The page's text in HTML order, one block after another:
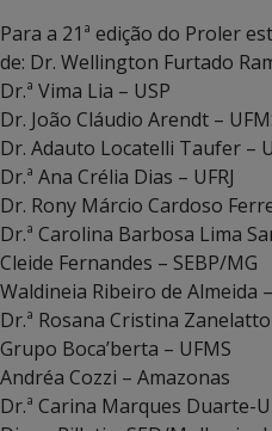
Para a 21ª edição do Proler
de: Dr. Wellington Furtado
Dr.ª Vima Lia – USP
Dr. João Cláudio Arendt –
Dr. Adauto Locatelli Taufer –
Dr.ª Ana Crélia Dias – UFRJ
Dr. Rony Márcio Cardoso
Dr.ª Carolina Barbosa Lima
Cleide Fernandes – SEBP/MG
Waldineia Ribeiro de Almeida
Dr.ª Rosana Cristina
Grupo Boca’berta – UFMS
Andréa Cozzi – Amazonas
Dr.ª Carina Marques Duarte-